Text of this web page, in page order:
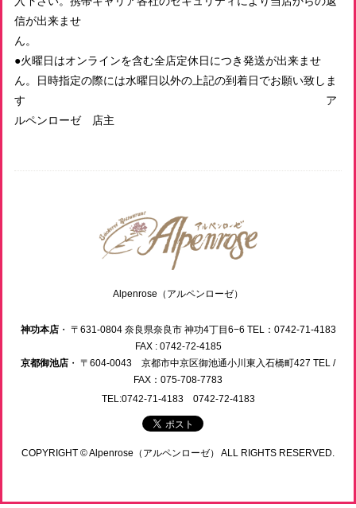
信が出来ませ
ん
●火曜日はオンラインを含む全店定休日につき発送が出来ませ
ん。日時指定の際には水曜日以外の上記の到着日でお願い致しま
す ア
ルペンローゼ 店主
Alpenrose（アルペンローゼ）
神功本店・ 〒631-0804 奈良県奈良市 神功4丁目6−6 TEL：0742-71-4183
FAX : 0742-72-4185
京都御池店 ・ 〒604-0043 京都市中京区御池通小川東入石橋町427 TEL /
FAX：075-708-7783
TEL:0742-71-4183 0742-72-4183
COPYRIGHT © Alpenrose（アルペンローゼ） ALL RIGHTS RESERVED.